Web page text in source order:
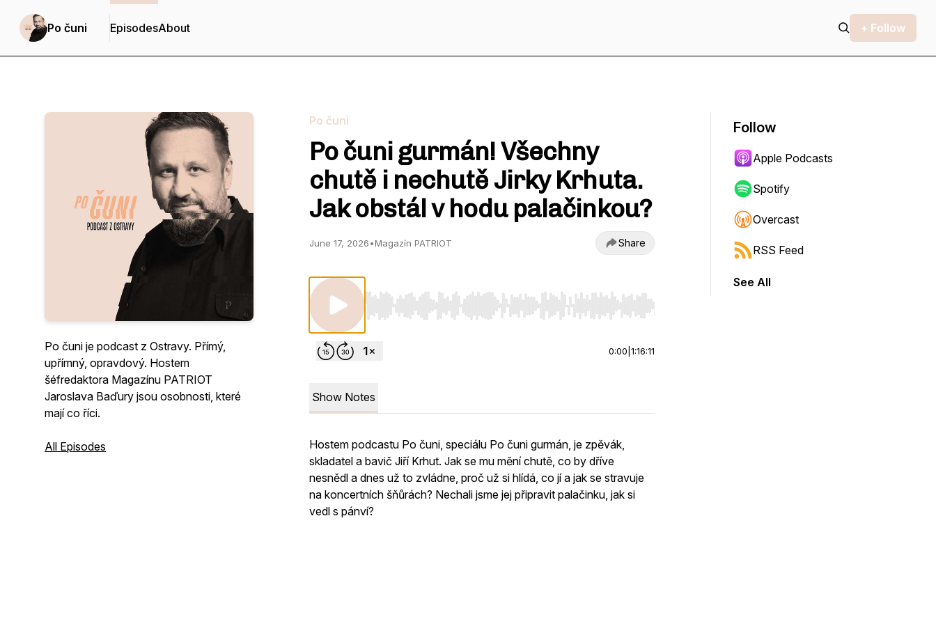
Po čuni EpisodesAbout + Follow
Po čuni je podcast z Ostravy. Přímý,
upřímný, opravdový. Hostem
šéfredaktora Magazínu PATRIOT
Jaroslava Baďury jsou osobnosti, které
mají co říci.
All Episodes
Po čuni
Po čuni gurmán! Všechny
chutě i nechutě Jirky Krhuta.
Jak obstál v hodu palačinkou?
June 17, 2026•Magazín PATRIOT Share
Use Left/Right to seek, Home/End to jump to start or end. Hold shift to jump forward or backward.
0:00 1:16:11
Show Notes
Hostem podcastu Po čuni, speciálu Po čuni gurmán, je zpěvák,
skladatel a bavič Jiří Krhut. Jak se mu mění chutě, co by dříve
nesnědl a dnes už to zvládne, proč už si hlídá, co jí a jak se stravuje
na koncertních šňůrách? Nechali jsme jej připravit palačinku, jak si
vedl s pánví?
Follow
Apple Podcasts
Spotify
Overcast
RSS Feed
See All